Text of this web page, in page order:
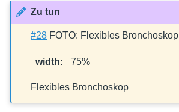
Zu tun
#28 FOTO: Flexibles Bronchoskop
width: 75%
Flexibles Bronchoskop